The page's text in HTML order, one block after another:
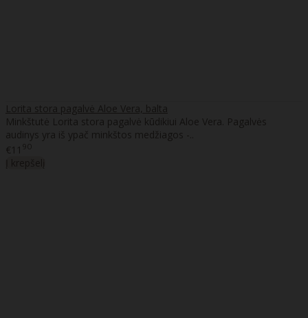
Lorita stora pagalvė Aloe Vera, balta
Minkštutė Lorita stora pagalvė kūdikiui Aloe Vera. Pagalvės
audinys yra iš ypač minkštos medžiagos -..
€11 90